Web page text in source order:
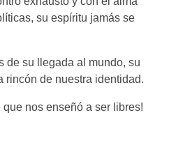
su espíritu jamás se
de su llegada al mundo, su
rincón de nuestra identidad.
que nos enseñó a ser libres!